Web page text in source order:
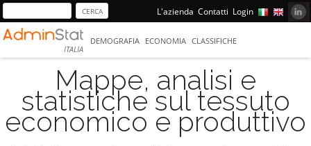
L'azienda Contatti Login
ITALIA
DEMOGRAFIA ECONOMIA CLASSIFICHE
Mappe, analisi e
statistiche sul tessuto
economico e produttivo